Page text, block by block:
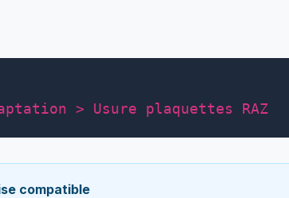
> Usure plaquettes RAZ
compatible